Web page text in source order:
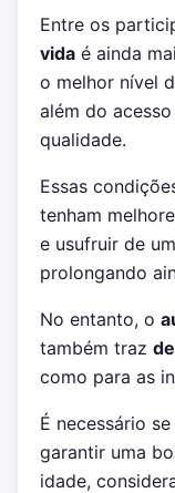
Entre os
vida é ainda
o melhor nível
além do
qualidade.
Essas
tenham
e usufruir de
prolongando
No entanto, o
também traz
como para as
É necessário
garantir uma
idade,